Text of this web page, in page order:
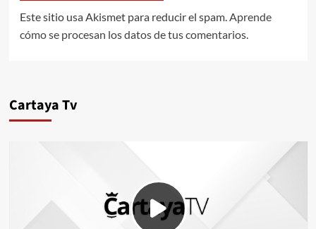
Este sitio usa Akismet para reducir el spam. Aprende
cómo se procesan los datos de tus comentarios.
Cartaya Tv